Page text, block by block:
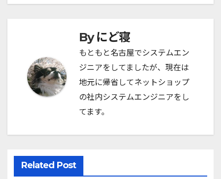
Byにど寝
もともと名古屋でシステムエン
ジニアをしてましたが、現在は
地元に帰省してネットショップ
の社内システムエンジニアをし
てます。
Related Post